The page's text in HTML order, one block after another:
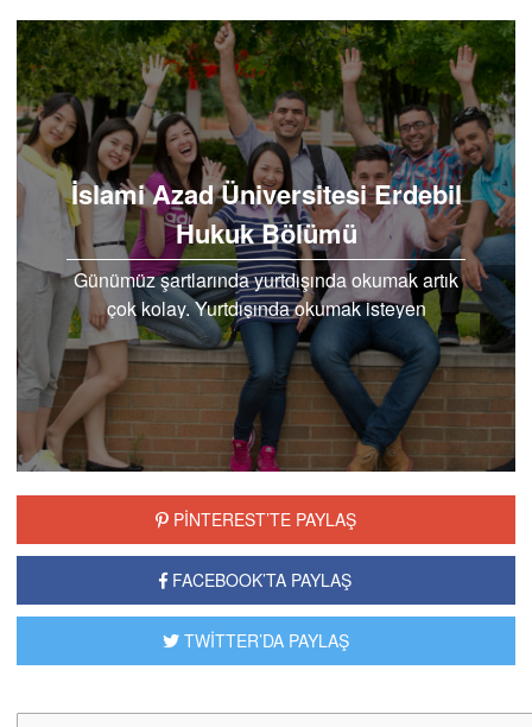
İslami Azad Üniversitesi Erdebil
Hukuk Bölümü
Günümüz şartlarında yurtdışında okumak artık
çok kolay. Yurtdışında okumak isteyen
öğrenciler için öncelikli olan okumak istedikleri
bölümü…
PİNTEREST’TE PAYLAŞ
FACEBOOK’TA PAYLAŞ
TWİTTER’DA PAYLAŞ